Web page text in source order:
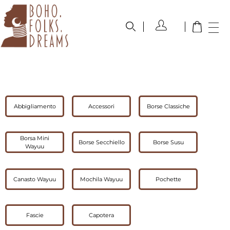
Abbigliamento Accessori Borse Classiche
Borsa Mini
Wayuu
Borse Secchiello Borse Susu
Canasto Wayuu Mochila Wayuu Pochette
Fascie Capotera